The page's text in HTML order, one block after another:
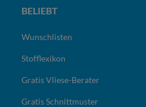
BELIEBT
Wunschlisten
Stofflexikon
Gratis Vliese-Berater
Gratis Schnittmuster